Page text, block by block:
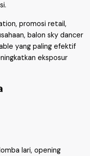
promosi retail,
balon sky dancer
yang paling efektif
eksposur
lari, opening